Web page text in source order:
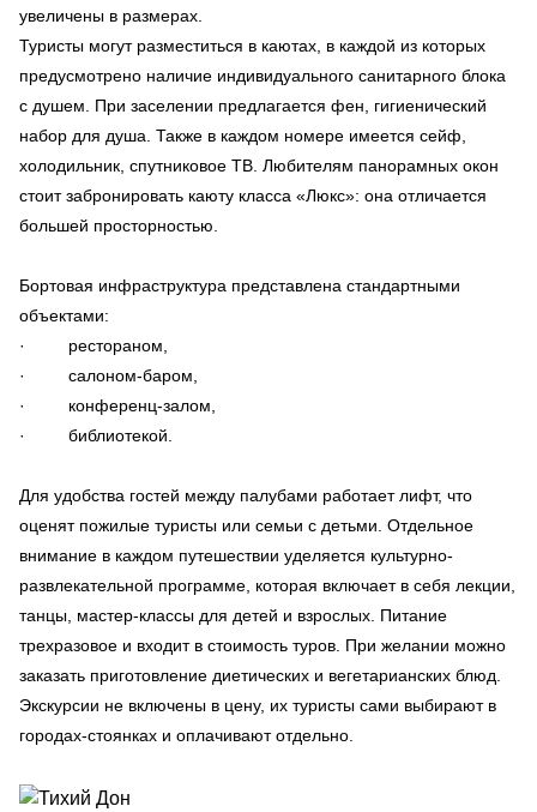
увеличены в размерах.
Туристы могут разместиться в каютах, в каждой из которых
предусмотрено наличие индивидуального санитарного блока
с душем. При заселении предлагается фен, гигиенический
набор для душа. Также в каждом номере имеется сейф,
холодильник, спутниковое ТВ. Любителям панорамных окон
стоит забронировать каюту класса «Люкс»: она отличается
большей просторностью.
Бортовая инфраструктура представлена стандартными
объектами:
· рестораном,
· салоном-баром,
· конференц-залом,
· библиотекой.
Для удобства гостей между палубами работает лифт, что
оценят пожилые туристы или семьи с детьми. Отдельное
внимание в каждом путешествии уделяется культурно-
развлекательной программе, которая включает в себя лекции,
танцы, мастер-классы для детей и взрослых. Питание
трехразовое и входит в стоимость туров. При желании можно
заказать приготовление диетических и вегетарианских блюд.
Экскурсии не включены в цену, их туристы сами выбирают в
городах-стоянках и оплачивают отдельно.